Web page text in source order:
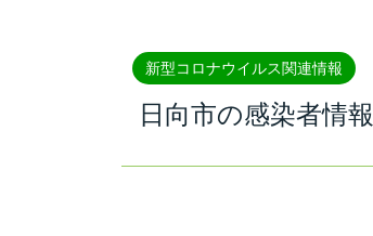
新型コロナウイルス関連情報
日向市の感染者情報